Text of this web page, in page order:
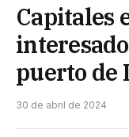
Capitales
puerto de
30 de abril de 2024